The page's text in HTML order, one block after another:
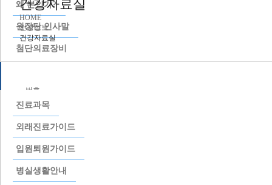
왜 본인가?
원장단 인사말
첨단의료장비
진료과목
외래진료가이드
입원퇴원가이드
병실생활안내
건강자료실
HOME
건강정보
건강자료실
번호
8 ‘본정형외과병원’ -수술 후 빠른 보행을 위해 과학..
7 척추 치료 후 잠잘 때는 어떤 자세가 좋은가요?
6 척추 치료 후에 술과 커피는 마셔도 되는지요?
5 척추 수술 후에 담배는 피워도 되나요?